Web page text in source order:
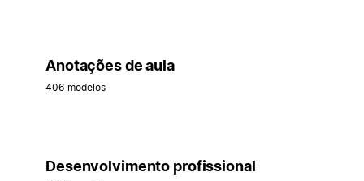
Anotações de aula
406 modelos
Desenvolvimento profissional